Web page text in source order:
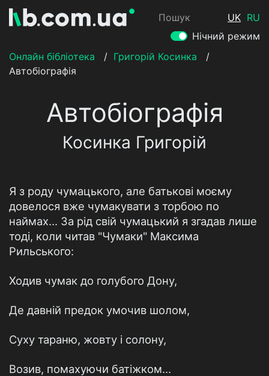
Пошук UK RU
Нічний режим
Онлайн бібліотека
/ Григорій Косинка
/
Автобіографія
Автобіографія
Косинка Григорій
Я з роду чумацького, але батькові моєму
довелося вже чумакувати з торбою по
наймах... За рід свій чумацький я згадав лише
тоді, коли читав "Чумаки" Максима
Рильського:
Ходив чумак до голубого Дону,
Де давній предок умочив шолом,
Суху тараню, жовту і солону,
Возив, помахуючи батіжком...